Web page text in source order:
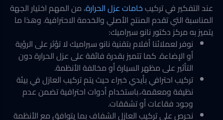
عند التفكير في تركيبخامات عزل الحرارة، من المهم اختيار الجهة
المناسبة التي تقدم المنتج الأصلي والخدمة الاحترافية. وهذا ما
يتميز به مركز دكتور نانو سيراميك:
نوفر لعملائنا أفلام بتقنية نانو سيراميك لا تؤثر على الرؤية
أو الإضاءة. كما تتميز بقدرة فائقة على عزل الحرارة دون
التأثير على مظهر السيارة أو مخالفة الأنظمة.
تركيب احترافي بأيدي خبراء حيث يتم تركيب العازل في بيئة
نظيفة ومعقمة،.باستخدام أدوات احترافية تضمن عدم
وجود فقاعات أو تشققات.
نحرص على تركيب العازل الشفاف بما يتوافق مع الأنظمة